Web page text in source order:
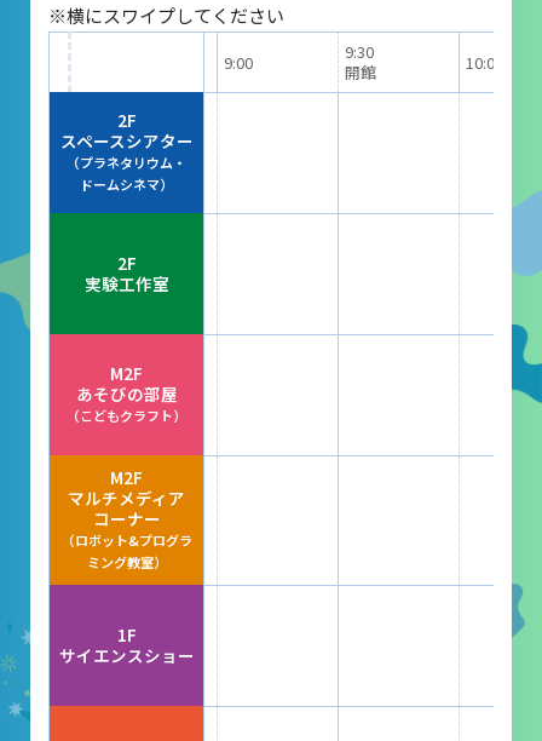
2026年度の利用はこちら
施設案内
フロアガイド
展望テラス・円形広場
スペースシアター
実験工作室
ミュージアムショップ
レストラン
あそびの部屋
マルチメディアコーナー
大村智名誉館長
サイエンスショーブース
※横にスワイプしてください
9:00
9:30
開館
10:00
2F
スペースシアター
（プラネタリウム・
ドームシネマ）
2F
実験工作室
M2F
あそびの部屋
（こどもクラフト）
M2F
マルチメディア
コーナー
（ロボット&プログラ
ミング教室）
1F
サイエンスショー